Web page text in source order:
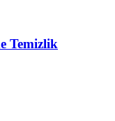
Temizlik